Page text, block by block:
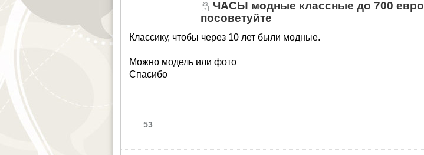
ЧАСЫ модные классные до 700 евро
посоветуйте
Классику, чтобы через 10 лет были модные.
Можно модель или фото
Спасибо
53